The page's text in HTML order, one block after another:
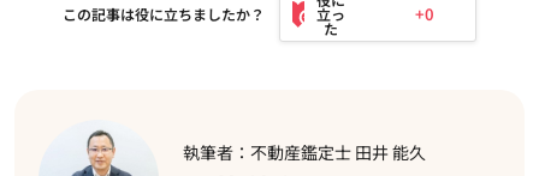
この記事は役に立ちましたか？ +0
執筆者：不動産鑑定士 田井 能久